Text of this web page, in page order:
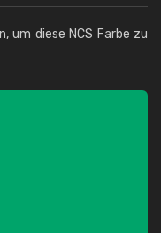
um diese NCS Farbe zu